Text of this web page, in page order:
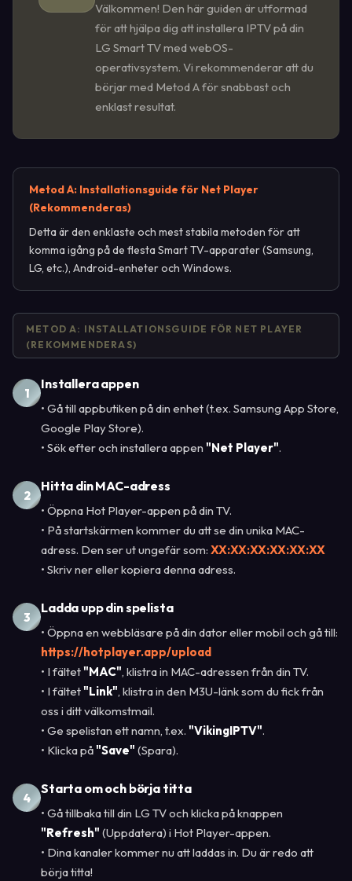
Välkommen! Den här guiden är utformad
för att hjälpa dig att installera IPTV på din
LG Smart TV med webOS-
operativsystem. Vi rekommenderar att du
börjar med Metod A för snabbast och
enklast resultat.
Metod A: Installationsguide för Net Player
(Rekommenderas)
Detta är den enklaste och mest stabila metoden för att
komma igång på de flesta Smart TV-apparater (Samsung,
LG, etc.), Android-enheter och Windows.
METOD A: INSTALLATIONSGUIDE FÖR NET PLAYER
(REKOMMENDERAS)
1
Installera appen
• Gå till appbutiken på din enhet (t.ex. Samsung App Store,
Google Play Store).
• Sök efter och installera appen "Net Player".
2
Hitta din MAC-adress
• Öppna Hot Player-appen på din TV.
• På startskärmen kommer du att se din unika MAC-
adress. Den ser ut ungefär som: XX:XX:XX:XX:XX:XX
• Skriv ner eller kopiera denna adress.
3
Ladda upp din spelista
• Öppna en webbläsare på din dator eller mobil och gå till:
https://hotplayer.app/upload
• I fältet"MAC", klistra in MAC-adressen från din TV.
• I fältet"Link", klistra in den M3U-länk som du fick från
oss i ditt välkomstmail.
• Ge spelistan ett namn, t.ex. "VikingIPTV".
• Klicka på"Save" (Spara).
4
Starta om och börja titta
• Gå tillbaka till din LG TV och klicka på knappen
"Refresh" (Uppdatera) i Hot Player-appen.
• Dina kanaler kommer nu att laddas in. Du är redo att
börja titta!